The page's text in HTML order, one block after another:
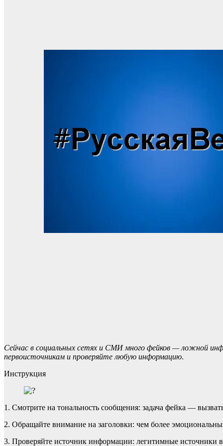
Сейчас в социальных сетях и СМИ много фейков — ложной
первоисточникам и проверяйте любую информацию.
Инструкция
1. Смотрите на тональность сообщения: задача фейка —
2. Обращайте внимание на заголовки: чем более
3. Проверяйте источник информации: легитимные источники